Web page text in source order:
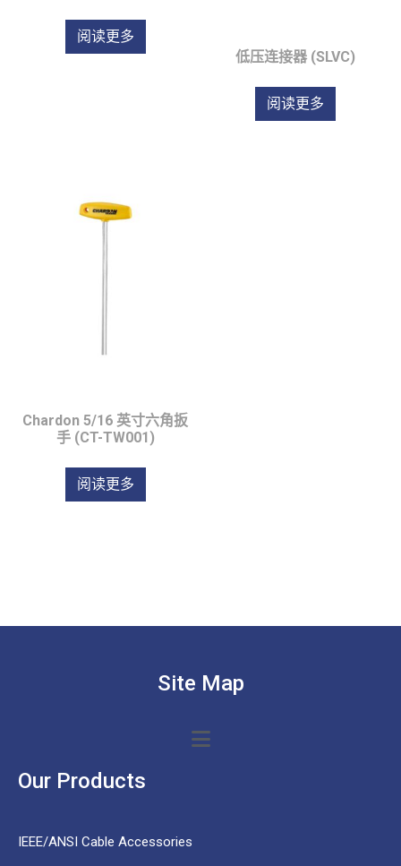
阅读更多
低压连接器 (SLVC)
阅读更多
Chardon 5/16 英寸六角扳
手 (CT-TW001)
阅读更多
Site Map
Our Products
IEEE/ANSI Cable Accessories